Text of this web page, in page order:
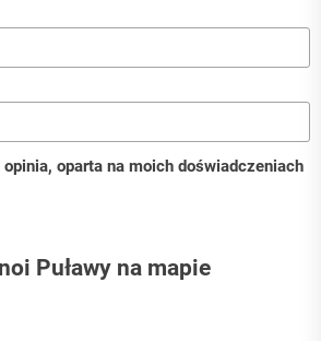
oparta na moich doświadczeniach
Puławy na mapie